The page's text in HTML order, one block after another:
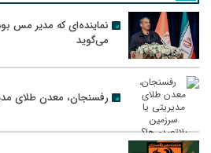
نماینده‌ای که مدیر مس
می‌گوید
رفسنجان، معدن طلای